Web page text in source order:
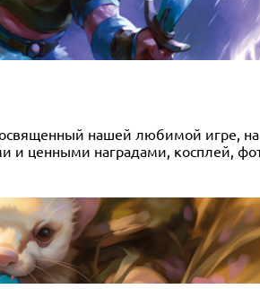
нашей любимой игре, на
и ценными наградами, косплей,